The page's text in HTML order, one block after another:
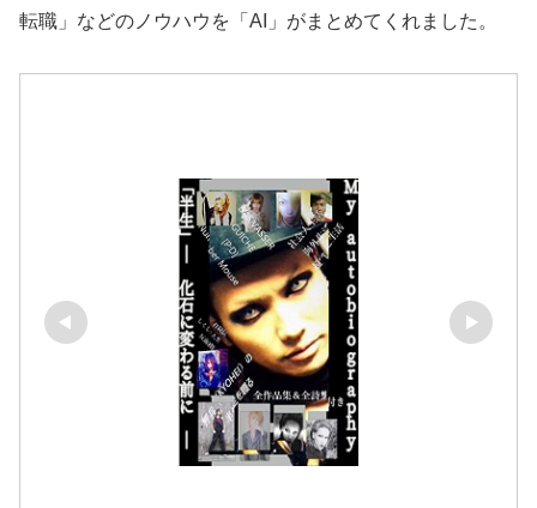
転職」などのノウハウを「AI」がまとめてくれました。